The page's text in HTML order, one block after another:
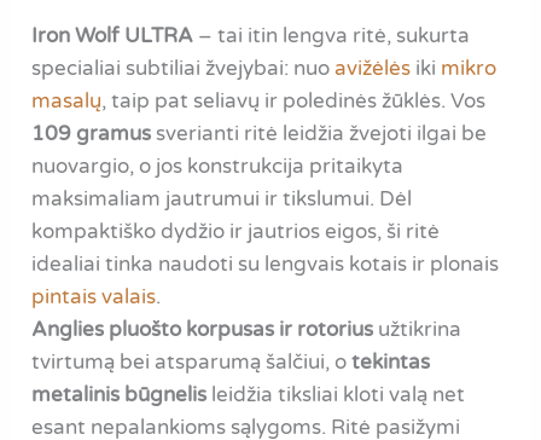
Iron Wolf ULTRA – tai itin lengva ritė, sukurta
specialiai subtiliai žvejybai: nuoavižėlės iki mikro
masalų, taip pat seliavų ir poledinės žūklės. Vos
109 gramus sverianti ritė leidžia žvejoti ilgai be
nuovargio, o jos konstrukcija pritaikyta
maksimaliam jautrumui ir tikslumui. Dėl
kompaktiško dydžio ir jautrios eigos, ši ritė
idealiai tinka naudoti su lengvais kotais ir plonais
pintais valais.
Anglies pluošto korpusas ir rotorius užtikrina
tvirtumą bei atsparumą šalčiui, otekintas
metalinis būgnelis leidžia tiksliai kloti valą net
esant nepalankioms sąlygoms. Ritė pasižymi